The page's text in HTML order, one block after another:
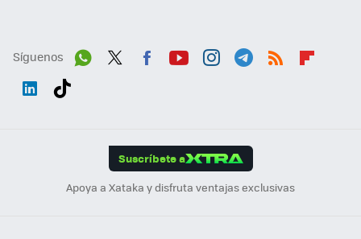
Síguenos
Suscríbete a
Apoya a Xataka y disfruta ventajas exclusivas